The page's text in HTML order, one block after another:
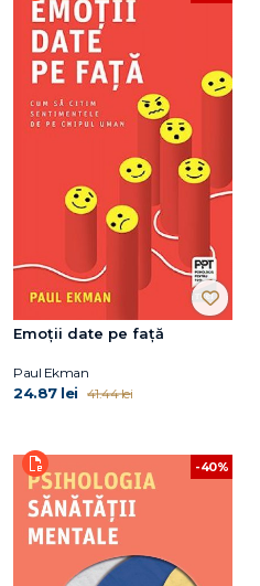
Emoţii date pe faţă
Paul Ekman
24.87 lei 41.44 lei
-40%